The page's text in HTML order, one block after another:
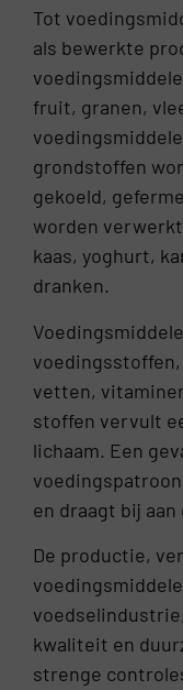
Tot
als bewerkte
fruit, granen,
grondstoffen
gekoeld,
worden
kaas, yoghurt,
dranken.
vetten,
stoffen vervult
lichaam. Een
en draagt bij
De productie,
kwaliteit en
strenge